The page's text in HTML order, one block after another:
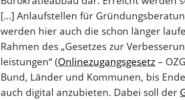
[...] Anlaufstellen für
werden hier auch die schon länger
Rahmen des „Gesetzes zur
leistungen“ (Onlinezugangsgesetz–
Bund, Länder und Kommunen, bis
auch digital anzubieten. Dabei soll der